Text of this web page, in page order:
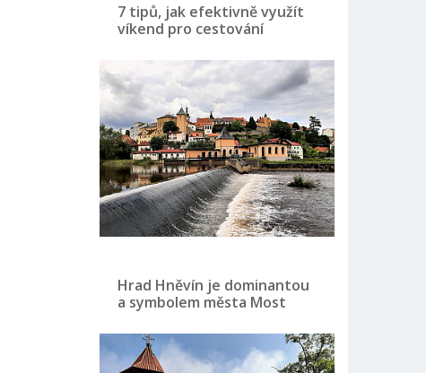
7 tipů, jak efektivně využít
víkend pro cestování
Hrad Hněvín je dominantou
a symbolem města Most